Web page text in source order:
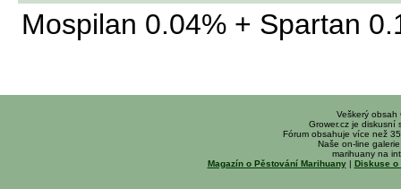
Mospilan 0.04% + Spartan
Veškerý obsah
Grower.cz je diskusní
Fórum obsahuje více než
Naše on-line
marihuany na
Magazín o Pěstování Marihuany| Diskuse o